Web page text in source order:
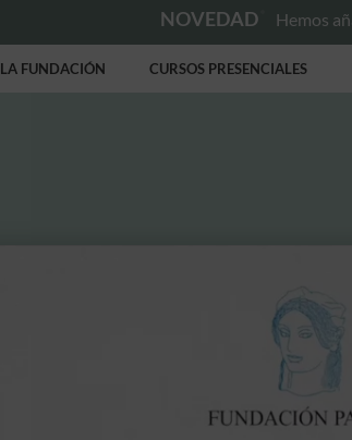
NOVEDAD Hemos
LA FUNDACIÓN CURSOS PRESENCIALES